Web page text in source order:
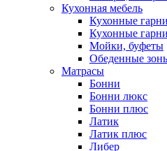
Кухонная мебель
Кухонные
Кухонные
Мойки, буфеты
Обеденные
Матрасы
Бонни
Бонни люкс
Бонни плюс
Латик
Латик плюс
Либер